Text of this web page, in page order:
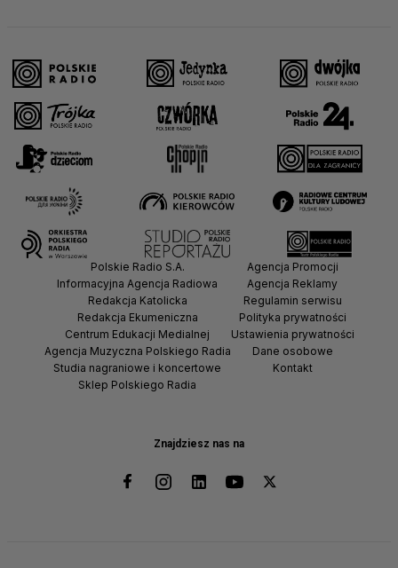
Znajdziesz nas na
Polskie Radio S.A.
Informacyjna Agencja Radiowa
Redakcja Katolicka
Redakcja Ekumeniczna
Centrum Edukacji Medialnej
Agencja Muzyczna Polskiego Radia
Studia nagraniowe i koncertowe
Sklep Polskiego Radia
Agencja Promocji
Agencja Reklamy
Regulamin serwisu
Polityka prywatności
Ustawienia prywatności
Dane osobowe
Kontakt